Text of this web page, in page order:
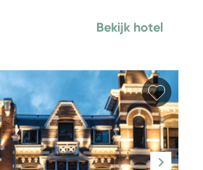
Bekijk hotel